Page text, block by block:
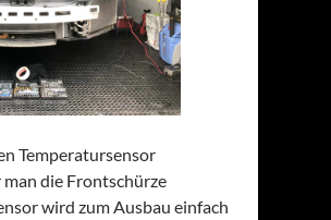
Temperatursensor
die Frontschürze
wird zum Ausbau einfach